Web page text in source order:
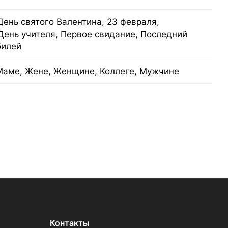
святого Валентина, 23 февраля,
учителя, Первое свидание, Последний
Жене, Женщине, Коллеге, Мужчине
Контакты